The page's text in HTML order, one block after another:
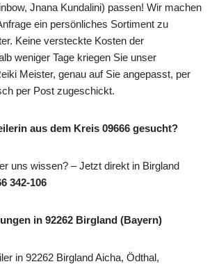
Jnana Kundalini) passen! Wir machen
ein persönliches Sortiment zu
Keine versteckte Kosten der
weniger Tage kriegen Sie unser
Meister, genau auf Sie angepasst, per
per Post zugeschickt.
aus dem Kreis 09666 gesucht?
uns wissen? – Jetzt direkt in Birgland
342-106
in 92262 Birgland (Bayern)
in 92262 Birgland Aicha, Ödthal,